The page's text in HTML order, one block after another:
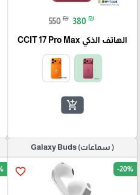
550 ₪ 380 ₪
الهاتف الذكي CCIT 17 Pro Max
add_shopping_cart
( سماعات) Galaxy Buds
favorite_border -20%